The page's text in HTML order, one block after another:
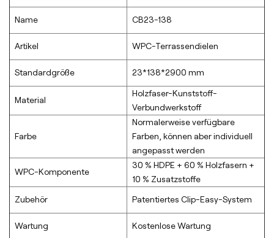
Name CB23-138
Artikel WPC-Terrassendielen
Standardgröße 23*138*2900 mm
Material
Holzfaser-Kunststoff-
Verbundwerkstoff
Farbe
Normalerweise verfügbare
Farben, können aber individuell
angepasst werden
WPC-Komponente
30 % HDPE + 60 % Holzfasern +
10 % Zusatzstoffe
Zubehör Patentiertes Clip-Easy-System
Wartung Kostenlose Wartung